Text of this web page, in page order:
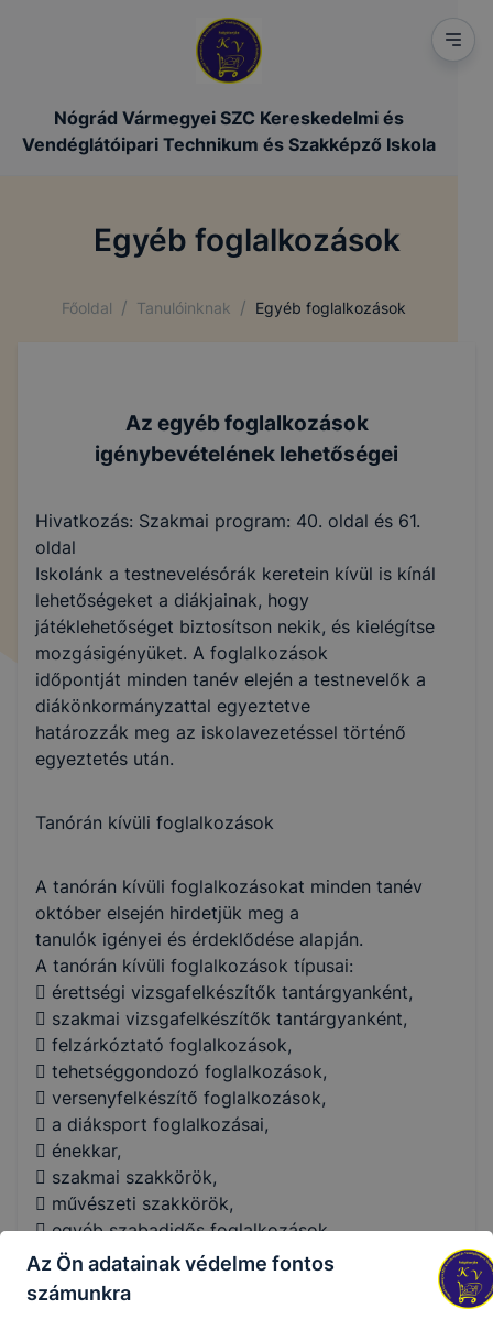
Nógrád Vármegyei SZC Kereskedelmi és
Vendéglátóipari Technikum és Szakképző Iskola
Egyéb foglalkozások
Főoldal / Tanulóinknak / Egyéb foglalkozások
Az egyéb foglalkozások
igénybevételének lehetőségei
Hivatkozás: Szakmai program: 40. oldal és 61.
oldal
Iskolánk a testnevelésórák keretein kívül is kínál
lehetőségeket a diákjainak, hogy
játéklehetőséget biztosítson nekik, és kielégítse
mozgásigényüket. A foglalkozások
időpontját minden tanév elején a testnevelők a
diákönkormányzattal egyeztetve
határozzák meg az iskolavezetéssel történő
egyeztetés után.
Tanórán kívüli foglalkozások
A tanórán kívüli foglalkozásokat minden tanév
október elsején hirdetjük meg a
tanulók igényei és érdeklődése alapján.
A tanórán kívüli foglalkozások típusai:
 érettségi vizsgafelkészítők tantárgyanként,
 szakmai vizsgafelkészítők tantárgyanként,
 felzárkóztató foglalkozások,
 tehetséggondozó foglalkozások,
 versenyfelkészítő foglalkozások,
 a diáksport foglalkozásai,
 énekkar,
 szakmai szakkörök,
 művészeti szakkörök,
 egyéb szabadidős foglalkozások.
Az igazgató minden év április 15-ig teszi közzé a
Az Ön adatainak védelme fontos
számunkra